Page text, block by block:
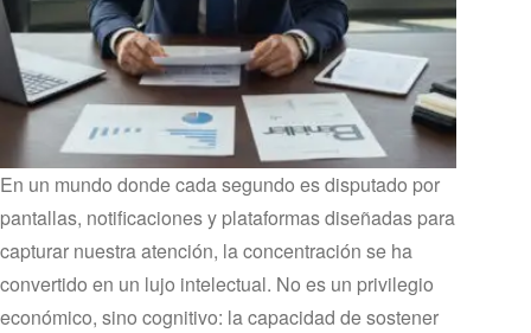
En un mundo donde cada segundo es disputado por
pantallas, notificaciones y plataformas diseñadas para
capturar nuestra atención, la concentración se ha
convertido en un lujo intelectual. No es un privilegio
económico, sino cognitivo: la capacidad de sostener